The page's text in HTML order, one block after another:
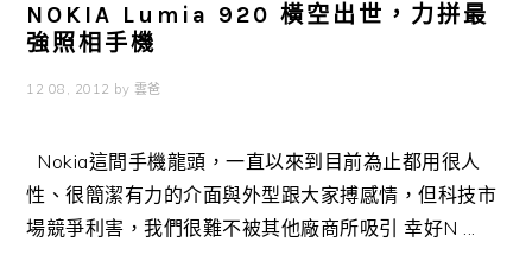
NOKIA Lumia 920 橫空出世，力拼最
強照相手機
12 08, 2012 by 雲爸
Nokia這間手機龍頭，一直以來到目前為止都用很人
性、很簡潔有力的介面與外型跟大家搏感情，但科技市
場競爭利害，我們很難不被其他廠商所吸引 幸好N ...